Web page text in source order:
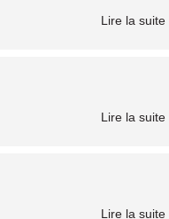
Lire la suite
Lire la suite
Lire la suite